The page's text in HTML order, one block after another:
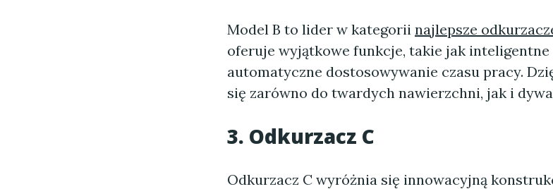
Model B to lider w kategorii najlepsze
oferuje wyjątkowe funkcje, takie jak inteligentne
automatyczne dostosowywanie czasu pracy.
się zarówno do twardych nawierzchni, jak i
3. Odkurzacz C
Odkurzacz C wyróżnia się innowacyjną